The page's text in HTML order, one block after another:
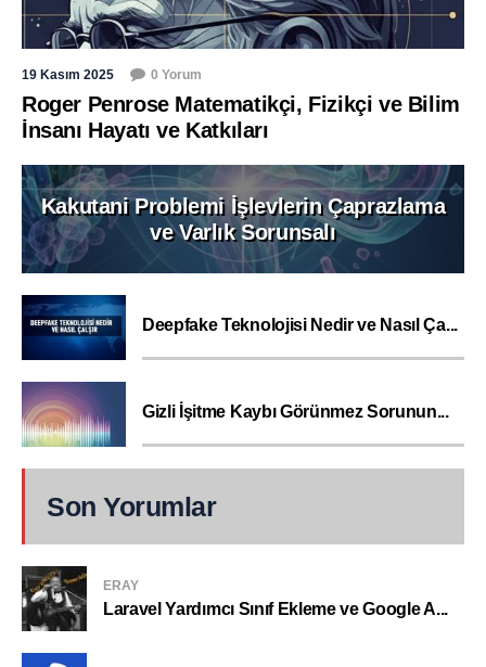
19 Kasım 2025 0 Yorum
Roger Penrose Matematikçi, Fizikçi ve Bilim
İnsanı Hayatı ve Katkıları
Kakutani Problemi İşlevlerin Çaprazlama
ve Varlık Sorunsalı
Deepfake Teknolojisi Nedir ve Nasıl Ça...
Gizli İşitme Kaybı Görünmez Sorunun...
Son Yorumlar
ERAY
Laravel Yardımcı Sınıf Ekleme ve Google A...